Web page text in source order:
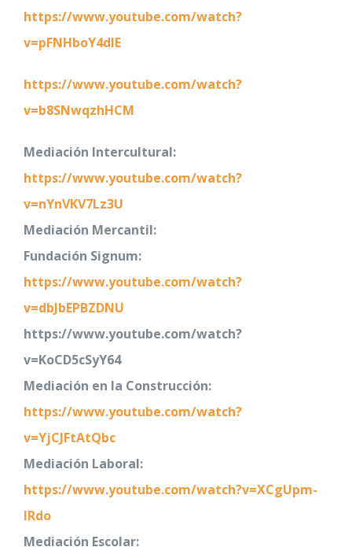
https://www.youtube.com/watch?
v=pFNHboY4dIE
https://www.youtube.com/watch?
v=b8SNwqzhHCM
Mediación Intercultural:
https://www.youtube.com/watch?
v=nYnVKV7Lz3U
Mediación Mercantil:
Fundación Signum:
https://www.youtube.com/watch?
v=dbJbEPBZDNU
https://www.youtube.com/watch?
v=KoCD5cSyY64
Mediación en la Construcción:
https://www.youtube.com/watch?
v=YjCJFtAtQbc
Mediación Laboral:
https://www.youtube.com/watch?v=XCgUpm-
lRdo
Mediación Escolar: